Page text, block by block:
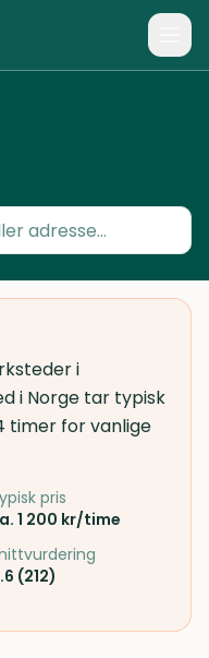
i
i Norge tar typisk
timer for vanlige
pris
1 200 kr/time
(212)